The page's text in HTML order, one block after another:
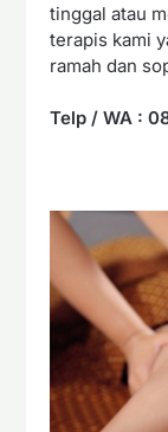
tinggal atau
terapis kami
ramah dan
Telp / WA :